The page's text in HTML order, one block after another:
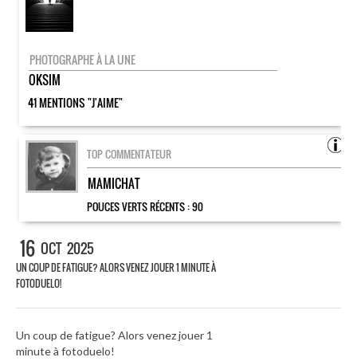
PHOTOGRAPHE À LA UNE
OKSIM
41 MENTIONS "J'AIME"
TOP COMMENTATEUR
MAMICHAT
POUCES VERTS RÉCENTS :90
16 OCT 2025
UN COUP DE FATIGUE? ALORS VENEZ JOUER 1 MINUTE À
FOTODUELO!
Un coup de fatigue? Alors venez jouer 1
minute à fotoduelo!